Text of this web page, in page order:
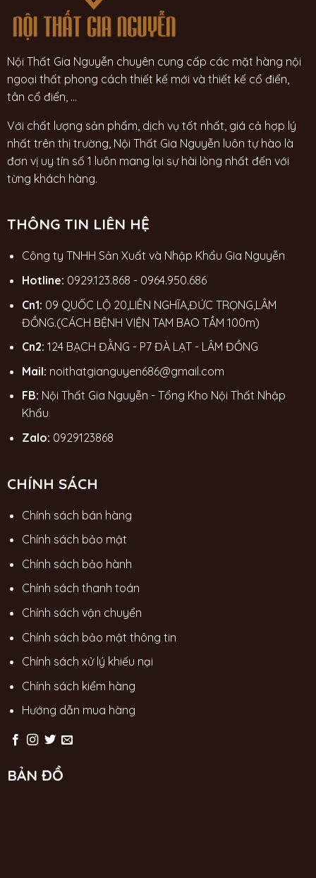
Nội Thất Gia Nguyễn chuyên cung cấp các mặt hàng nội
ngoại thất phong cách thiết kế mới và thiết kế cổ điển,
tân cổ điển, ...
Với chất lượng sản phẩm, dịch vụ tốt nhất, giá cả hợp lý
nhất trên thị trường, Nội Thất Gia Nguyễn luôn tự hào là
đơn vị uy tín số 1 luôn mang lại sự hài lòng nhất đến với
từng khách hàng.
THÔNG TIN LIÊN HỆ
Công ty TNHH Sản Xuất và Nhập Khẩu Gia Nguyễn
Hotline: 0929.123.868 - 0964.950.686
Cn1: 09 QUỐC LỘ 20,LIÊN NGHĨA,ĐỨC TRỌNG,LÂM
ĐỒNG.(CÁCH BỆNH VIỆN TAM BAO TẦM 100m)
Cn2: 124 BẠCH ĐẰNG - P7 ĐÀ LẠT - LÂM ĐỒNG
Mail: noithatgianguyen686@gmail.com
FB: Nội Thất Gia Nguyễn - Tổng Kho Nội Thất Nhập
Khẩu
Zalo: 0929123868
CHÍNH SÁCH
Chính sách bán hàng
Chính sách bảo mật
Chính sách bảo hành
Chính sách thanh toán
Chính sách vận chuyển
Chính sách bảo mật thông tin
Chính sách xử lý khiếu nại
Chính sách kiểm hàng
Hướng dẫn mua hàng
BẢN ĐỒ